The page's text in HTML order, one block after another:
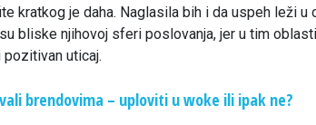
kratkog je daha. Naglasila bih i da uspeh leži u
bliske njihovoj sferi poslovanja, jer u tim
uticaj.
brendovima – uploviti u woke ili ipak ne?